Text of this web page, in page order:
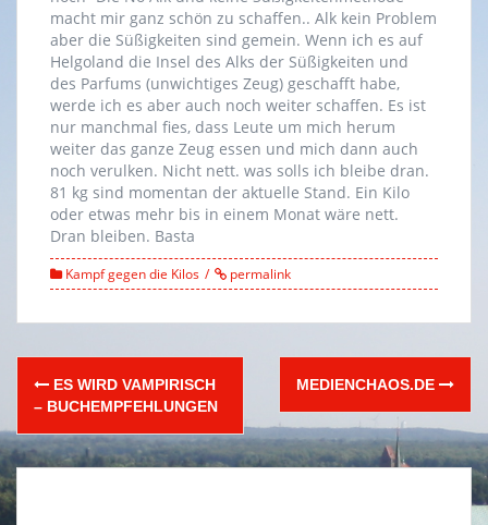
macht mir ganz schön zu schaffen.. Alk kein Problem
aber die Süßigkeiten sind gemein. Wenn ich es auf
Helgoland die Insel des Alks der Süßigkeiten und
des Parfums (unwichtiges Zeug) geschafft habe,
werde ich es aber auch noch weiter schaffen. Es ist
nur manchmal fies, dass Leute um mich herum
weiter das ganze Zeug essen und mich dann auch
noch verulken. Nicht nett. was solls ich bleibe dran.
81 kg sind momentan der aktuelle Stand. Ein Kilo
oder etwas mehr bis in einem Monat wäre nett.
Dran bleiben. Basta
Kampf gegen die Kilos permalink
Post
navigation
ES WIRD VAMPIRISCH
– BUCHEMPFEHLUNGEN
MEDIENCHAOS.DE